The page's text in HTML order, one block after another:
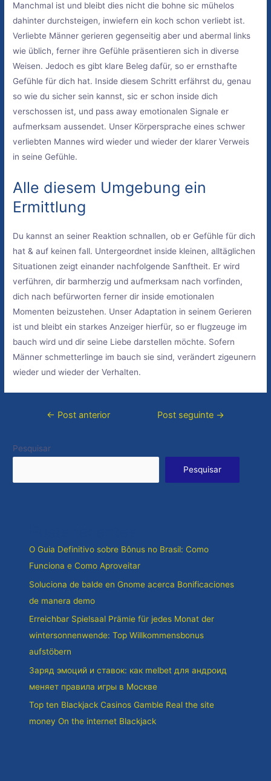
Manchmal ist und bleibt dies nicht die bohne sic mühelos
dahinter durchsteigen, inwiefern ein koch schon verliebt ist.
Verliebte Männer gerieren gegenseitig aber und abermal links
wie üblich, ferner ihre Gefühle präsentieren sich in diverse
Weisen. Jedoch es gibt klare Beleg dafür, so er ernsthafte
Gefühle für dich hat. Inside diesem Schritt erfährst du, genau
so wie du sicher sein kannst, sic er schon inside dich
verschossen ist, und pass away emotionalen Signale er
aufmerksam aussendet. Unser Körpersprache eines schwer
verliebten Mannes wird wieder und wieder der klarer Verweis
in seine Gefühle.
Alle diesem Umgebung ein
Ermittlung
Du kannst an seiner Reaktion schnallen, ob er Gefühle für dich
hat & auf keinen fall. Untergeordnet inside kleinen, alltäglichen
Situationen zeigt einander nachfolgende Sanftheit. Er wird
verführen, dir barmherzig und aufmerksam nach vorfinden,
dich nach befürworten ferner dir inside emotionalen
Momenten beizustehen. Unser Adaptation in seinem Gerieren
ist und bleibt ein starkes Anzeiger hierfür, so er flugzeuge im
bauch wird und dir seine Liebe darstellen möchte. Sofern
Männer schmetterlinge im bauch sie sind, verändert zigeunern
wieder und wieder der Verhalten.
Navegação
← Post anterior Post seguinte →
Pesquisar
Pesquisar
O Guia Definitivo sobre Bônus no Brasil: Como
Funciona e Como Aproveitar
Soluciona de balde en Gnome acerca Bonificaciones
de manera demo
Erreichbar Spielsaal Prämie für jedes Monat der
wintersonnenwende: Top Willkommensbonus
aufstöbern
Заряд эмоций и ставок: как melbet для андроид
меняет правила игры в Москве
Top ten Blackjack Casinos Gamble Real the site
money On the internet Blackjack